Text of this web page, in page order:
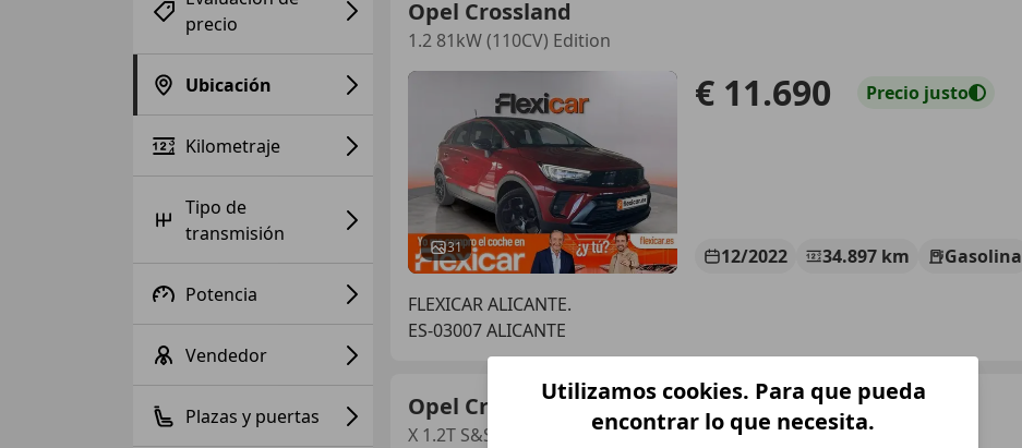
precio
Ubicación
Kilometraje
Tipo de
transmisión
Potencia
Vendedor
Plazas y puertas
Opel Crossland
1.2 81kW (110CV) Edition
31
€ 11.690 Precio justo
12/2022 34.897 km Gasolina
FLEXICAR ALICANTE.
ES-03007 ALICANTE
Opel Crossland
X 1.2T S&S ecoTEC Excellence 110
Utilizamos cookies. Para que pueda
encontrar lo que necesita.